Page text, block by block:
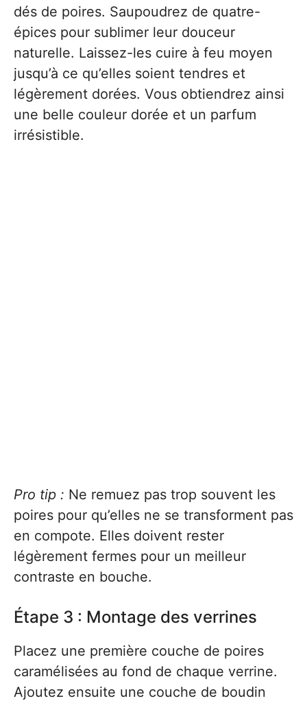
dés de poires. Saupoudrez de quatre-
épices pour sublimer leur douceur
naturelle. Laissez-les cuire à feu moyen
jusqu’à ce qu’elles soient tendres et
légèrement dorées. Vous obtiendrez ainsi
une belle couleur dorée et un parfum
irrésistible.
Pro tip : Ne remuez pas trop souvent les
poires pour qu’elles ne se transforment pas
en compote. Elles doivent rester
légèrement fermes pour un meilleur
contraste en bouche.
Étape 3 : Montage des verrines
Placez une première couche de poires
caramélisées au fond de chaque verrine.
Ajoutez ensuite une couche de boudin